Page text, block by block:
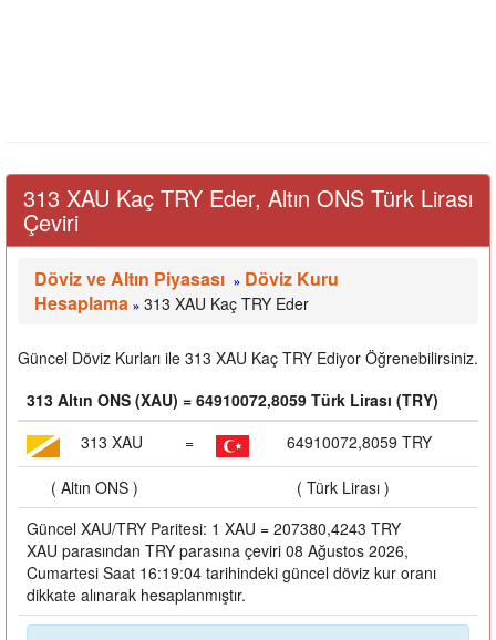
313 XAU Kaç TRY Eder, Altın ONS Türk Lirası
Çeviri
Döviz ve Altın Piyasası » Döviz Kuru
Hesaplama » 313 XAU Kaç TRY Eder
Güncel Döviz Kurları ile 313 XAU Kaç TRY Ediyor Öğrenebilirsiniz.
313 Altın ONS (XAU) = 64910072,8059 Türk Lirası (TRY)
313 XAU
= 64910072,8059 TRY
( Altın ONS )
( Türk Lirası )
Güncel XAU/TRY Paritesi: 1 XAU = 207380,4243 TRY
XAU parasından TRY parasına çeviri 08 Ağustos 2026,
Cumartesi Saat 16:19:04 tarihindeki güncel döviz kur oranı
dikkate alınarak hesaplanmıştır.